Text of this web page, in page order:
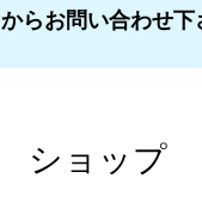
からお問い合わせ下
ショップ